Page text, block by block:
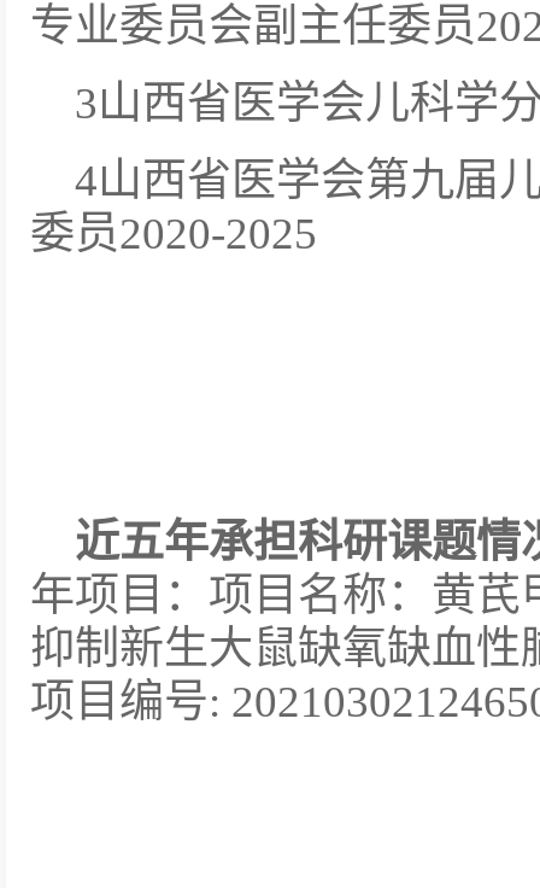
专业委员会副主任委员
3山西省医学会儿科学
4山西省医学会第九届
委员2020-2025
近五年承担科研课题情
年项目：项目名称：黄芪
抑制新生大鼠缺氧缺血
项目编号: